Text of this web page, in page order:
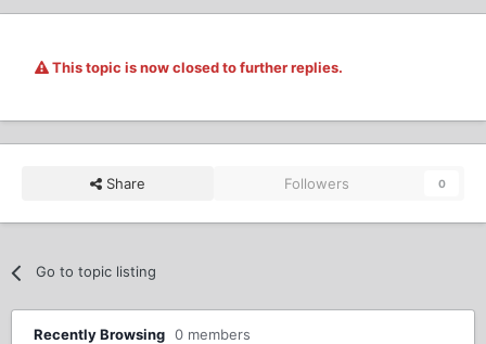
This topic is now closed to further replies.
Share Followers 0
Go to topic listing
Recently Browsing 0 members